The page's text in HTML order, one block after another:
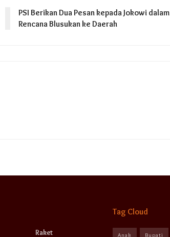
PSI Berikan Dua Pesan kepada Jokowi dalam
Rencana Blusukan ke Daerah
Raket
Tag Cloud
Anak Bupati